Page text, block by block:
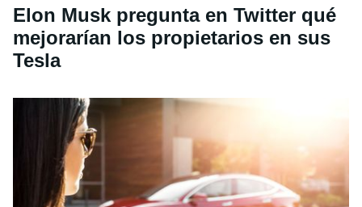
Elon Musk pregunta en Twitter qué
mejorarían los propietarios en sus
Tesla